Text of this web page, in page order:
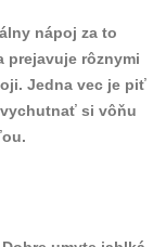
nápoj za to
prejavuje rôznymi
Jedna vec je piť
si vôňu